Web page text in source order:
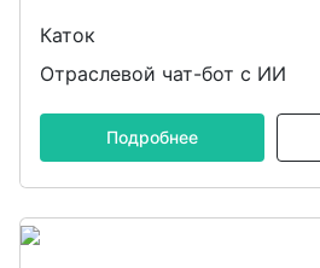
Каток
Отраслевой чат-бот с ИИ
Подробнее